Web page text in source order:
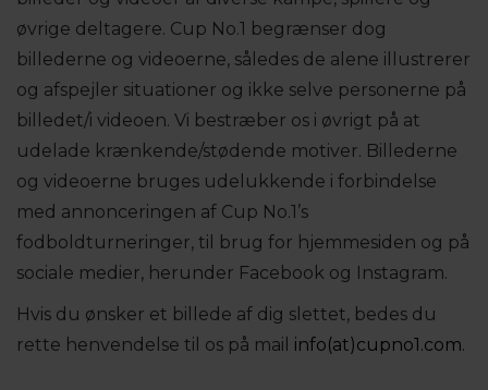
øvrige deltagere. Cup No.1 begrænser dog
billederne og videoerne, således de alene illustrerer
og afspejler situationer og ikke selve personerne på
billedet/i videoen. Vi bestræber os i øvrigt på at
udelade krænkende/stødende motiver. Billederne
og videoerne bruges udelukkende i forbindelse
med annonceringen af Cup No.1’s
fodboldturneringer, til brug for hjemmesiden og på
sociale medier, herunder Facebook og Instagram.
Hvis du ønsker et billede af dig slettet, bedes du
rette henvendelse til os på mail info(at)cupno1.com.